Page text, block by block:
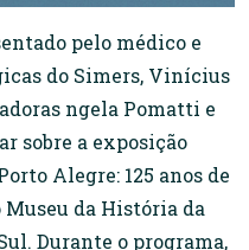
pelo médico e
do Simers, Vinícius
ngela Pomatti e
sobre a exposição
Alegre: 125 anos de
da História da
Durante o programa,